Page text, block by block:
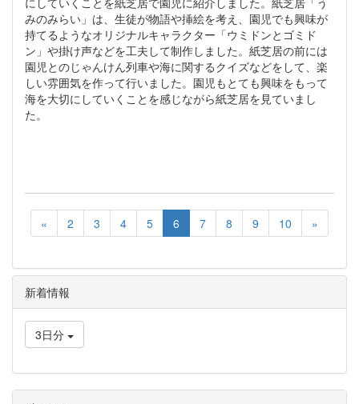
みのみらい」は、生徒が物語や挿絵を考え、園児でも興味が
持てるようなオリジナルキャラクター「ウミドンとゴミド
ン」や掛け声などを工夫して制作しました。紙芝居の前には
園児とのじゃんけん列車や海に関するクイズなどをして、楽
しい雰囲気を作って行いました。園児もとても興味をもって
海を大切にしていくことを感じながら紙芝居を見ていまし
た。
« 2 3 4 5 6 7 8 9 10 »
新着情報
3日分